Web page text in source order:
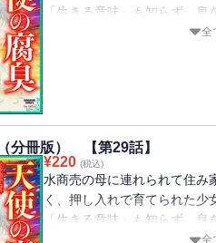
「生きる意味」も知らず、息
彼女がもう子供ではなくなっ
全
分冊版） 【第29話】
¥220 (税込)
水商売の母に連れられて住み
く、押し入れで育てられた少
「生きる意味」も知らず、息
彼女がもう子供ではなくなっ
全